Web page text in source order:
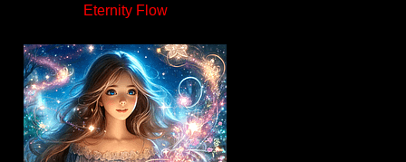
Eternity Flow